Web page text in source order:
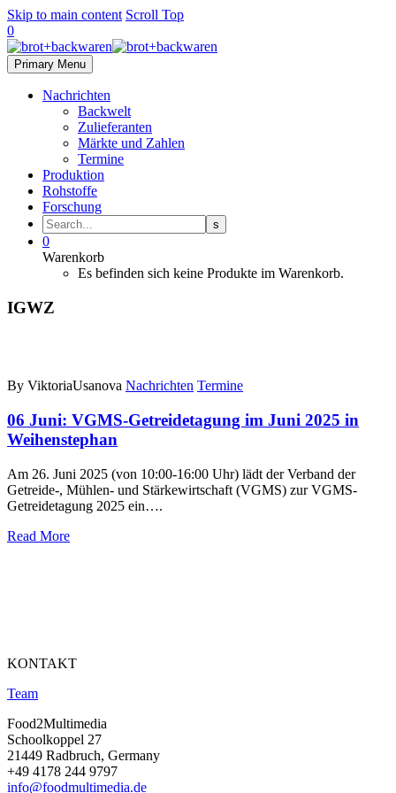
Skip to main content Scroll Top
0
Primary Menu
Nachrichten
Backwelt
Zulieferanten
Märkte und Zahlen
Termine
Produktion
Rohstoffe
Forschung
0
Warenkorb
Es befinden sich keine Produkte im Warenkorb.
IGWZ
By ViktoriaUsanova Nachrichten Termine
06 Juni: VGMS-Getreidetagung im Juni 2025 in
Weihenstephan
Am 26. Juni 2025 (von 10:00-16:00 Uhr) lädt der Verband der
Getreide-, Mühlen- und Stärkewirtschaft (VGMS) zur VGMS-
Getreidetagung 2025 ein….
Read More
KONTAKT
Team
Food2Multimedia
Schoolkoppel 27
21449 Radbruch, Germany
+49 4178 244 9797
info@foodmultimedia.de